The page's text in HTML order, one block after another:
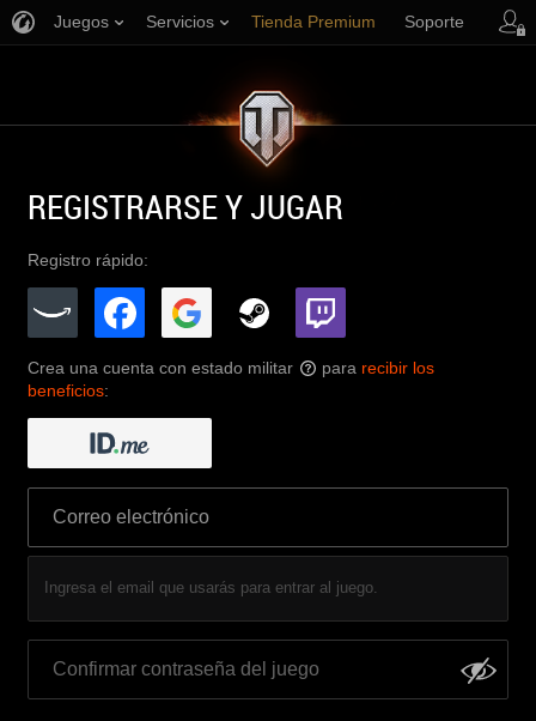
Juegos Servicios Tienda Premium Soporte
REGISTRARSE Y JUGAR
Registro rápido:
Crea una cuenta con estado militar ? para recibir los
beneficios:
Ingresa el email que usarás para entrar al juego.